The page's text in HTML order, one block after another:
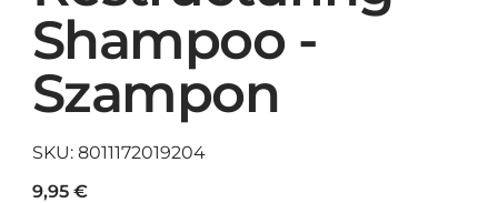
Shampoo -
Szampon
SKU: SKU
8011172019204
8011172019204
Cena
9,95 €